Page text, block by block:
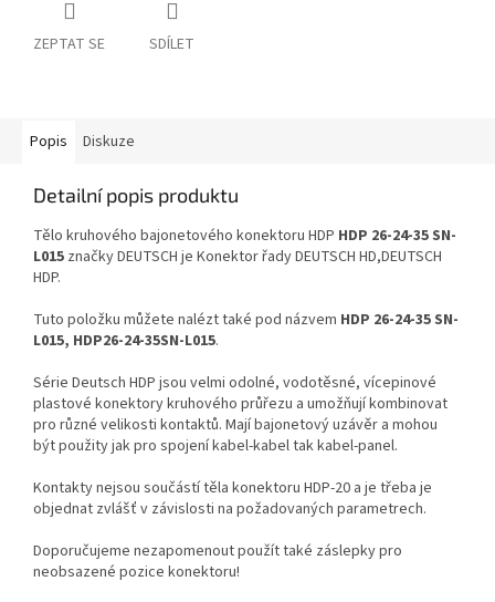
ZEPTAT SE SDÍLET
Popis Diskuze
Detailní popis produktu
Tělo kruhového bajonetového konektoru HDP HDP 26-24-35 SN-
L015 značky DEUTSCH je Konektor řady DEUTSCH HD,DEUTSCH
HDP.
Tuto položku můžete nalézt také pod názvem HDP 26-24-35 SN-
L015, HDP26-24-35SN-L015.
Série Deutsch HDP jsou velmi odolné, vodotěsné, vícepinové
plastové konektory kruhového průřezu a umožňují kombinovat
pro různé velikosti kontaktů. Mají bajonetový uzávěr a mohou
být použity jak pro spojení kabel-kabel tak kabel-panel.
Kontakty nejsou součástí těla konektoru HDP-20 a je třeba je
objednat zvlášť v závislosti na požadovaných parametrech.
Doporučujeme nezapomenout použít také záslepky pro
neobsazené pozice konektoru!